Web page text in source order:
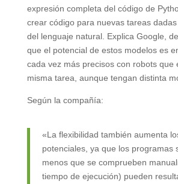
expresión completa del código de
crear código para nuevas tareas
del lenguaje natural. Explica Google,
que el potencial de estos modelos es
cada vez más precisos con robots que
misma tarea, aunque tengan distinta
Según la compañía:
«La flexibilidad también aumenta
potenciales, ya que los programas
menos que se comprueben
tiempo de ejecución) pueden